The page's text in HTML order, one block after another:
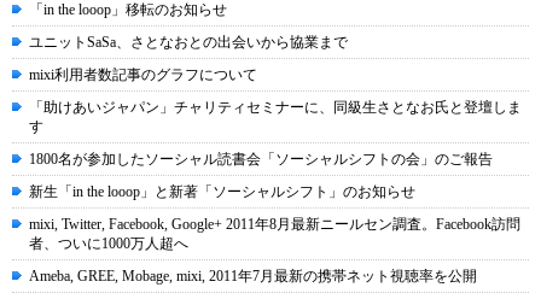
「in the looop」移転のお知らせ
ユニットSaSa、さとなおとの出会いから協業まで
mixi利用者数記事のグラフについて
「助けあいジャパン」チャリティセミナーに、同級生さとなお氏と登壇しま
す
1800名が参加したソーシャル読書会「ソーシャルシフトの会」のご報告
新生「in the looop」と新著「ソーシャルシフト」のお知らせ
mixi, Twitter, Facebook, Google+ 2011年8月最新ニールセン調査。Facebook訪問
者、ついに1000万人超へ
Ameba, GREE, Mobage, mixi, 2011年7月最新の携帯ネット視聴率を公開